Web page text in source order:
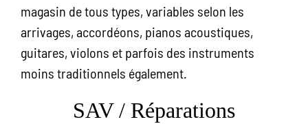
magasin de tous types, variables selon les
arrivages, accordéons, pianos acoustiques,
guitares, violons et parfois des instruments
moins traditionnels également.
SAV / Réparations